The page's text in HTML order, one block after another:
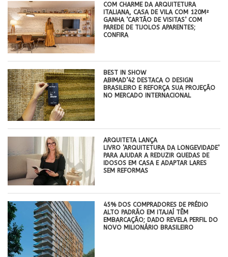
COM CHARME DA ARQUITETURA
ITALIANA, CASA DE VILA COM 120M²
GANHA ‘CARTÃO DE VISITAS’ COM
PAREDE DE TIJOLOS APARENTES;
CONFIRA
BEST IN SHOW
ABIMAD’42 DESTACA O DESIGN
BRASILEIRO E REFORÇA SUA PROJEÇÃO
NO MERCADO INTERNACIONAL
ARQUITETA LANÇA
LIVRO ‘ARQUITETURA DA LONGEVIDADE’
PARA AJUDAR A REDUZIR QUEDAS DE
IDOSOS EM CASA E ADAPTAR LARES
SEM REFORMAS
45% DOS COMPRADORES DE PRÉDIO
ALTO PADRÃO EM ITAJAÍ TÊM
EMBARCAÇÃO; DADO REVELA PERFIL DO
NOVO MILIONÁRIO BRASILEIRO